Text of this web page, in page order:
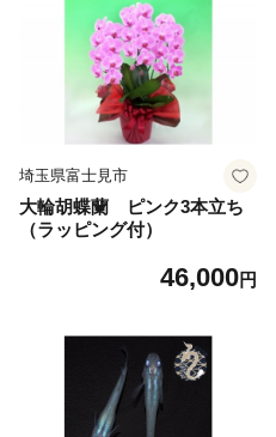
埼玉県富士見市
大輪胡蝶蘭 ピンク3本立ち
（ラッピング付）
46,000円